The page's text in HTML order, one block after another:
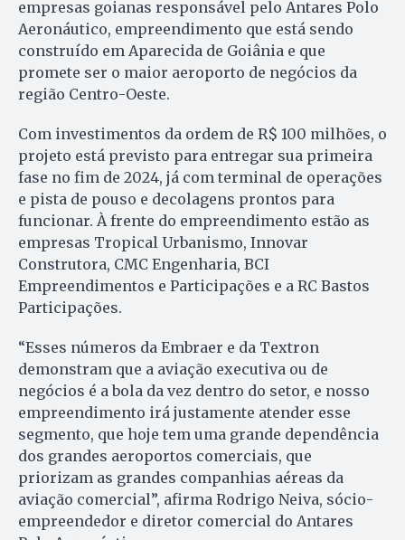
empresas goianas responsável pelo Antares Polo
Aeronáutico, empreendimento que está sendo
construído em Aparecida de Goiânia e que
promete ser o maior aeroporto de negócios da
região Centro-Oeste.
Com investimentos da ordem de R$ 100 milhões, o
projeto está previsto para entregar sua primeira
fase no fim de 2024, já com terminal de operações
e pista de pouso e decolagens prontos para
funcionar. À frente do empreendimento estão as
empresas Tropical Urbanismo, Innovar
Construtora, CMC Engenharia, BCI
Empreendimentos e Participações e a RC Bastos
Participações.
“Esses números da Embraer e da Textron
demonstram que a aviação executiva ou de
negócios é a bola da vez dentro do setor, e nosso
empreendimento irá justamente atender esse
segmento, que hoje tem uma grande dependência
dos grandes aeroportos comerciais, que
priorizam as grandes companhias aéreas da
aviação comercial”, afirma Rodrigo Neiva, sócio-
empreendedor e diretor comercial do Antares